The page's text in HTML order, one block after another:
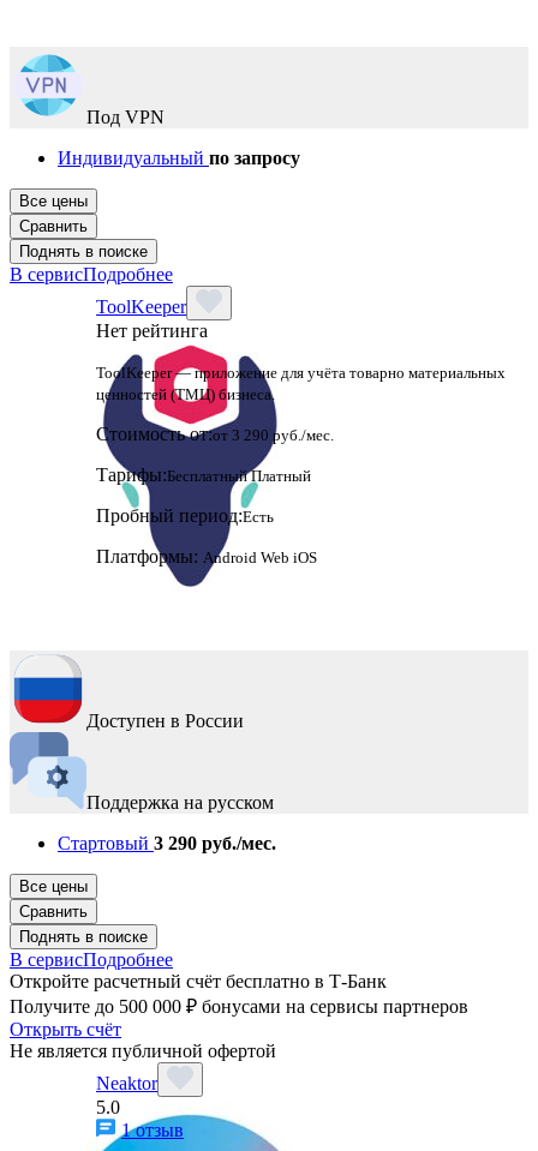
Под VPN
Индивидуальный по запросу
Все цены
Сравнить
Поднять в поиске
В сервисПодробнее
ToolKeeper
Нет рейтинга
ToolKeeper — приложение для учёта товарно материальных
ценностей (ТМЦ) бизнеса.
Стоимость от:от 3 290 руб./мес.
Тарифы:Бесплатный Платный
Пробный период:Есть
Платформы: Android Web iOS
Доступен в России
Поддержка на русском
Стартовый 3 290 руб./мес.
Все цены
Сравнить
Поднять в поиске
В сервисПодробнее
Откройте расчетный счёт бесплатно в Т-Банк
Получите до 500 000 ₽ бонусами на сервисы партнеров
Открыть счёт
Не является публичной офертой
Neaktor
5.0
1 отзыв